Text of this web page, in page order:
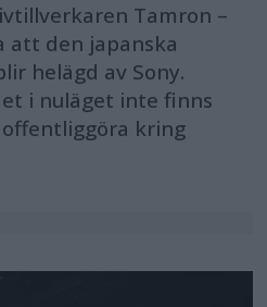
Tamron –
att den japanska
helägd av Sony.
i nuläget inte finns
kring